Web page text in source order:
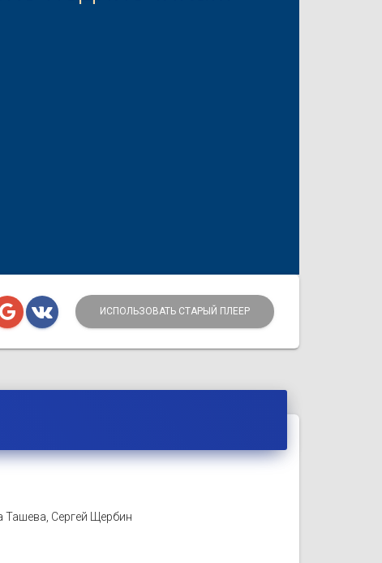
ИСПОЛЬЗОВАТЬ СТАРЫЙ ПЛЕЕР
Ташева, Сергей Щербин